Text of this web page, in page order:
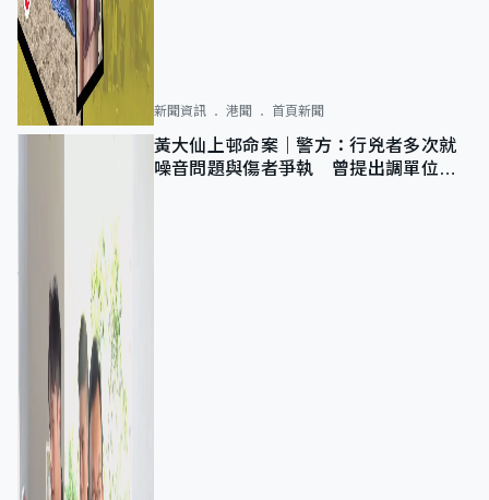
新聞資訊 港聞 首頁新聞
黃大仙上邨命案｜警方：行兇者多次就
噪音問題與傷者爭執 曾提出調單位已